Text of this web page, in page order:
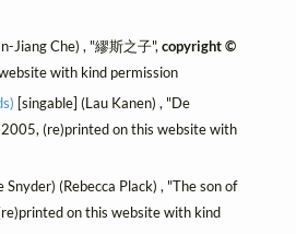
Jiang Che) , "繆斯之子",copyright ©
with kind permission
[singable] (Lau Kanen) , "De
(re)printed on this website with
Snyder) (Rebecca Plack) , "The son of
on this website with kind